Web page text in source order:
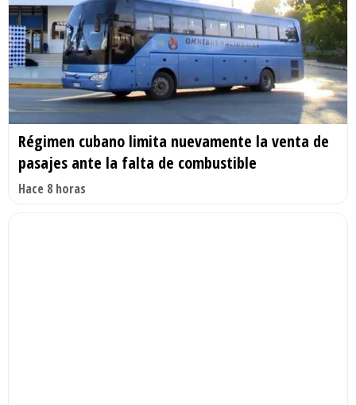
Régimen cubano limita nuevamente la venta de
pasajes ante la falta de combustible
Hace 8 horas